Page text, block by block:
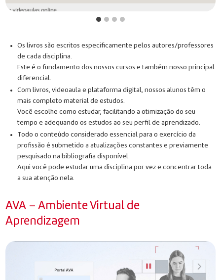
Os livros são escritos especificamente pelos autores/professores
de cada disciplina.
Este é o fundamento dos nossos cursos e também nosso principal
diferencial.
Com livros, videoaula e plataforma digital, nossos alunos têm o
mais completo material de estudos.
Você escolhe como estudar, facilitando a otimização do seu
tempo e adequando os estudos ao seu perfil de aprendizado.
Todo o conteúdo considerado essencial para o exercício da
profissão é submetido a atualizações constantes e previamente
pesquisado na bibliografia disponível.
Aqui você pode estudar uma disciplina por vez e concentrar toda
a sua atenção nela.
AVA – Ambiente Virtual de
Aprendizagem